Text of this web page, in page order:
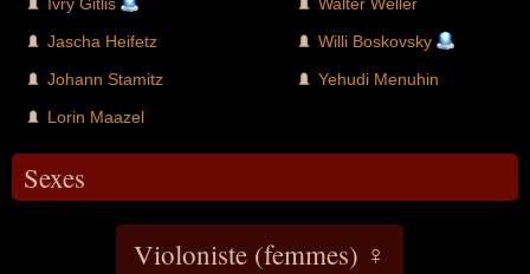
Jascha Heifetz
Johann Stamitz
Lorin Maazel
Willi Boskovsky
Yehudi Menuhin
Sexes
Violoniste (femmes) ♀